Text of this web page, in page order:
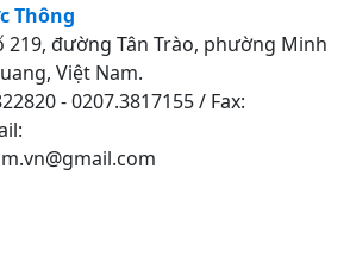
Thông
219, đường Tân Trào, phường Minh
Việt Nam.
- 0207.3817155 / Fax: